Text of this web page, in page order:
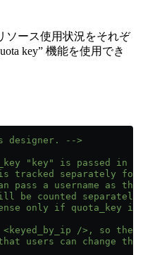
ソース使用状況をそれぞ
key” 機能を使用でき
designer. -->
"key" is passed in
tracked separately for
pass a username as the
be counted separately
only if quota_key is
/>, so the
users can change the